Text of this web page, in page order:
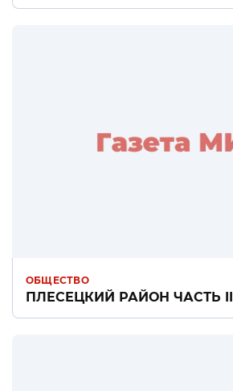
ОБЩЕСТВО
ПЛЕСЕЦКИЙ РАЙОН ЧАСТЬ II